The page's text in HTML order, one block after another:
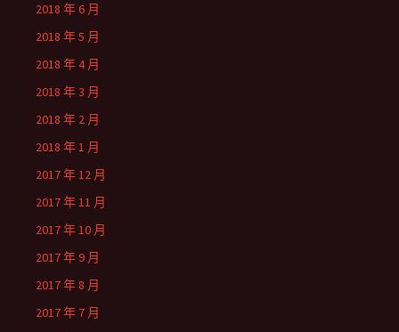
2018 年 6 月
2018 年 5 月
2018 年 4 月
2018 年 3 月
2018 年 2 月
2018 年 1 月
2017 年 12 月
2017 年 11 月
2017 年 10 月
2017 年 9 月
2017 年 8 月
2017 年 7 月